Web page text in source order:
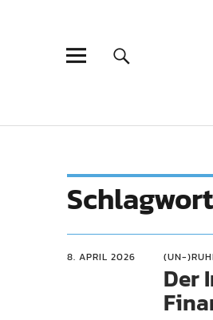
8. APRIL 2026 (UN-
Der